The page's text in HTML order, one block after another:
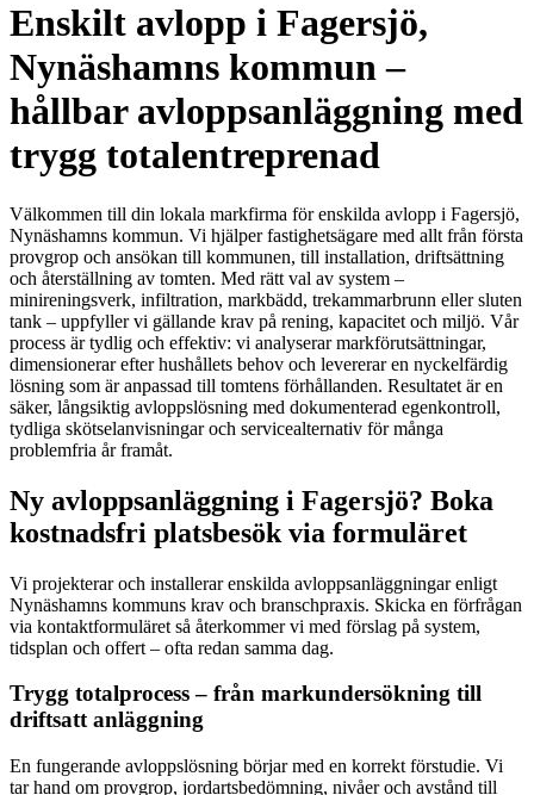
Enskilt avlopp i Fagersjö,
Nynäshamns kommun –
hållbar avloppsanläggning med
trygg totalentreprenad
Välkommen till din lokala markfirma för enskilda avlopp i Fagersjö,
Nynäshamns kommun. Vi hjälper fastighetsägare med allt från första
provgrop och ansökan till kommunen, till installation, driftsättning
och återställning av tomten. Med rätt val av system –
minireningsverk, infiltration, markbädd, trekammarbrunn eller sluten
tank – uppfyller vi gällande krav på rening, kapacitet och miljö. Vår
process är tydlig och effektiv: vi analyserar markförutsättningar,
dimensionerar efter hushållets behov och levererar en nyckelfärdig
lösning som är anpassad till tomtens förhållanden. Resultatet är en
säker, långsiktig avloppslösning med dokumenterad egenkontroll,
tydliga skötselanvisningar och servicealternativ för många
problemfria år framåt.
Ny avloppsanläggning i Fagersjö? Boka
kostnadsfri platsbesök via formuläret
Vi projekterar och installerar enskilda avloppsanläggningar enligt
Nynäshamns kommuns krav och branschpraxis. Skicka en förfrågan
via kontaktformuläret så återkommer vi med förslag på system,
tidsplan och offert – ofta redan samma dag.
Trygg totalprocess – från markundersökning till
driftsatt anläggning
En fungerande avloppslösning börjar med en korrekt förstudie. Vi
tar hand om provgrop, jordartsbedömning, nivåer och avstånd till